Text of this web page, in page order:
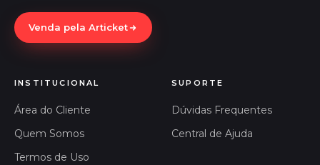
Venda pela Articket
INSTITUCIONAL
Área do Cliente
Quem Somos
Termos de Uso
SUPORTE
Dúvidas Frequentes
Central de Ajuda